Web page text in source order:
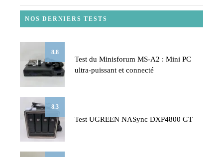
NOS DERNIERS TESTS
8.8
Test du Minisforum MS-A2 : Mini PC
ultra-puissant et connecté
8.3
Test UGREEN NASync DXP4800 GT